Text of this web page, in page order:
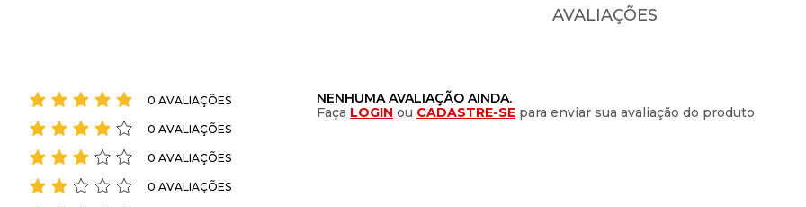
AVALIAÇÕES
0 AVALIAÇÕES
0 AVALIAÇÕES
0 AVALIAÇÕES
0 AVALIAÇÕES
NENHUMA AVALIAÇÃO AINDA.
Faça LOGIN ou CADASTRE-SE para enviar sua avaliação do produto